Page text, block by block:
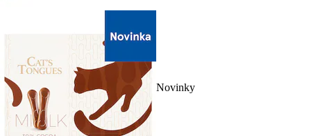
Novinky